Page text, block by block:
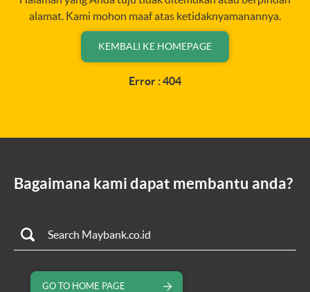
alamat. Kami mohon maaf atas ketidaknyamanannya.
KEMBALI KE HOMEPAGE
Error : 404
Bagaimana kami dapat membantu anda?
GO TO HOME PAGE